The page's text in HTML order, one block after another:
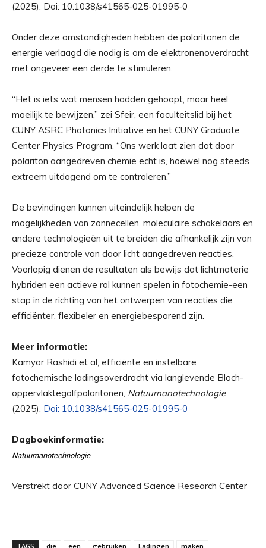
(2025). Doi: 10.1038/s41565-025-01995-0
Onder deze omstandigheden hebben de polaritonen de
energie verlaagd die nodig is om de elektronenoverdracht
met ongeveer een derde te stimuleren.
“Het is iets wat mensen hadden gehoopt, maar heel
moeilijk te bewijzen,” zei Sfeir, een faculteitslid bij het
CUNY ASRC Photonics Initiative en het CUNY Graduate
Center Physics Program. “Ons werk laat zien dat door
polariton aangedreven chemie echt is, hoewel nog steeds
extreem uitdagend om te controleren.”
De bevindingen kunnen uiteindelijk helpen de
mogelijkheden van zonnecellen, moleculaire schakelaars en
andere technologieën uit te breiden die afhankelijk zijn van
precieze controle van door licht aangedreven reacties.
Voorlopig dienen de resultaten als bewijs dat lichtmaterie
hybriden een actieve rol kunnen spelen in fotochemie-een
stap in de richting van het ontwerpen van reacties die
efficiënter, flexibeler en energiebesparend zijn.
Meer informatie:
Kamyar Rashidi et al, efficiënte en instelbare
fotochemische ladingsoverdracht via langlevende Bloch-
oppervlaktegolfpolaritonen, Natuurnanotechnologie
(2025). Doi: 10.1038/s41565-025-01995-0
Dagboekinformatie:
Natuurnanotechnologie
Verstrekt door CUNY Advanced Science Research Center
TAGS die een gebruiken Ladingen maken